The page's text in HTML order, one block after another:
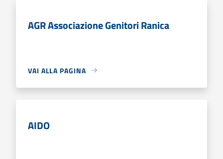
AGR Associazione Genitori Ranica
VAI ALLA PAGINA
AIDO